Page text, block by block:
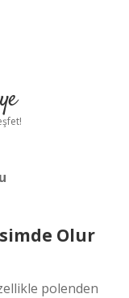
Olur
polenden